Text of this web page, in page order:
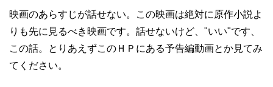
映画のあらすじが話せない。この映画は絶対に原作小説よ
りも先に見るべき映画です。話せないけど、"いい"です、
この話。とりあえずこのＨＰにある予告編動画とか見てみ
てください。